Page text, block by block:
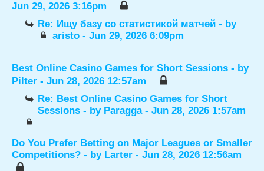
Jun 29, 2026 3:16pm
Re: Ищу базу со статистикой матчей - by
aristo- Jun 29, 2026 6:09pm
Best Online Casino Games for Short Sessions - by
Pilter - Jun 28, 2026 12:57am
Re: Best Online Casino Games for Short
Sessions - by Paragga- Jun 28, 2026 1:57am
Do You Prefer Betting on Major Leagues or Smaller
Competitions? - by Larter - Jun 28, 2026 12:56am